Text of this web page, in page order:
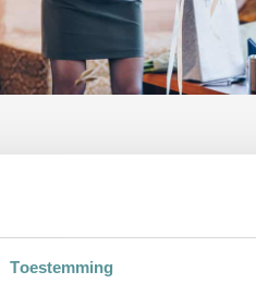
Toestemming